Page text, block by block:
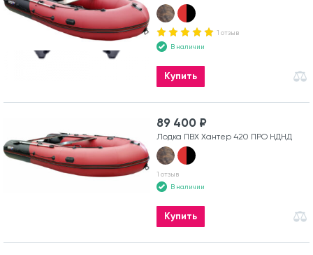
1 отзыв
В наличии
Купить
89 400 ₽
Лодка ПВХ Хантер 420 ПРО НДНД
1 отзыв
В наличии
Купить